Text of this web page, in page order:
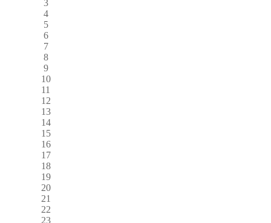
3
4
5
6
7
8
9
10
11
12
13
14
15
16
17
18
19
20
21
22
23